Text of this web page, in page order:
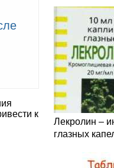
к
Лекролин –
глазных